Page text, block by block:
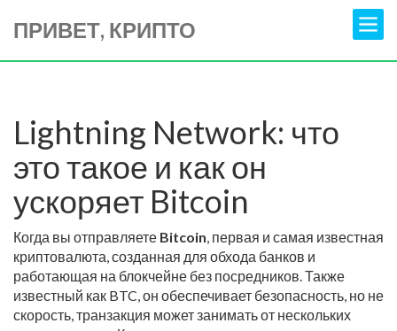
ПРИВЕТ, КРИПТО
Lightning Network: что
это такое и как он
ускоряет Bitcoin
Когда вы отправляете Bitcoin, первая и самая известная
криптовалюта, созданная для обхода банков и
работающая на блокчейне без посредников. Также
известный как BTC, он обеспечивает безопасность, но не
скорость, транзакция может занимать от нескольких